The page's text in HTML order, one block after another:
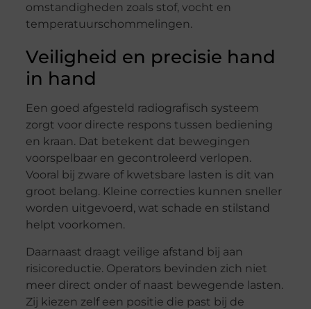
omstandigheden zoals stof, vocht en
temperatuurschommelingen.
Veiligheid en precisie hand
in hand
Een goed afgesteld radiografisch systeem
zorgt voor directe respons tussen bediening
en kraan. Dat betekent dat bewegingen
voorspelbaar en gecontroleerd verlopen.
Vooral bij zware of kwetsbare lasten is dit van
groot belang. Kleine correcties kunnen sneller
worden uitgevoerd, wat schade en stilstand
helpt voorkomen.
Daarnaast draagt veilige afstand bij aan
risicoreductie. Operators bevinden zich niet
meer direct onder of naast bewegende lasten.
Zij kiezen zelf een positie die past bij de